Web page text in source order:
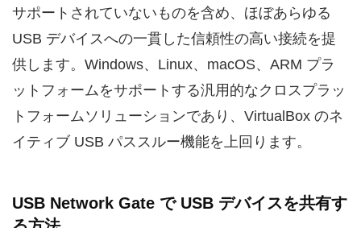
サポートされていないものを含め、ほぼあらゆる
USB デバイスへの一貫した信頼性の高い接続を提
供します。Windows、Linux、macOS、ARM プラ
ットフォームをサポートする汎用的なクロスプラッ
トフォームソリューションであり、VirtualBox のネ
イティブ USB パススルー機能を上回ります。
USB Network Gate で USB デバイスを共有す